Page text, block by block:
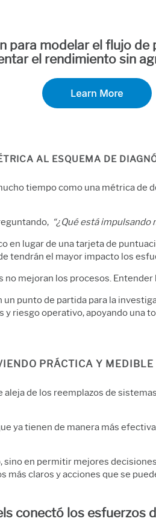
para modelar el flujo
el rendimiento sin
AL ESQUEMA DE
tiempo como una métrica de
“¿Qué está impulsando
en lugar de una tarjeta de
tendrán el mayor impacto los
mejoran los procesos.
punto de partida para la
riesgo operativo, apoyando una
PRÁCTICA Y MEDIBLE
de los reemplazos de
ya tienen de manera más
en permitir mejores
claros y acciones que se
conectó los esfuerzos